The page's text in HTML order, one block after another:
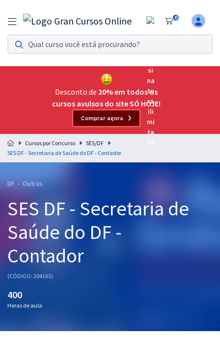
0
Assinatura Ilimitada 11
Acesso a todos os cursos. Teste grátis por 7 dias!
Assinatura OAB Até Passar
Acesso ilimitado a toda preparação para o Exame da
Residências Multiprofissionais
Preparação completa e intensiva para as principais
residências em saúde do Brasil
Cursos 20% OFF
Pós
Graduação
OAB
Mentorias
Desconto de 20% em todos os
cursos avulsos do site SÓ HOJE!
Comprar agora
Cursos por Concurso
SES/DF
SES DF - Secretaria de Saúde do DF - Contador
DF - Outras
SES DF - Secretaria de
Saúde do DF -
Contador
(CÓDIGO: 204163)
400
Horas de aula